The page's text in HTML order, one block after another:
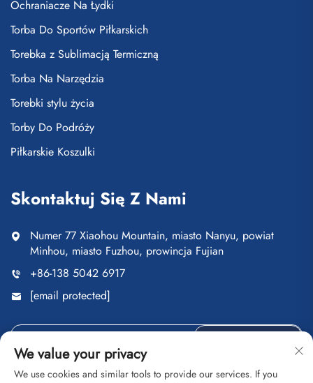
Ochraniacze Na Łydki
Torba Do Sportów Piłkarskich
Torebka z Sublimacją Termiczną
Torba Na Narzędzia
Torebki stylu życia
Torby Do Podróży
Piłkarskie Koszulki
Skontaktuj Się Z Nami
Numer 77 Xiaohou Mountain, miasto Nanyu, powiat
Minhou, miasto Fuzhou, prowincja Fujian
+86-138 5042 6917
[email protected]
We value your privacy
We use cookies and similar tools to provide our services. If you